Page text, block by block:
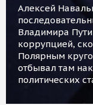
Алексей
Владимира
коррупцией,
Полярным
отбывал там
политических